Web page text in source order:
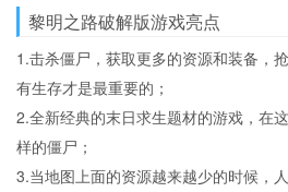
黎明之路破解版游戏亮点
1.击杀僵尸，获取更多的资源和装备，
有生存才是最重要的；
2.全新经典的末日求生题材的游戏，在
样的僵尸；
3.当地图上面的资源越来越少的时候，